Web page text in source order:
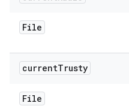
File
currentTrusty
File